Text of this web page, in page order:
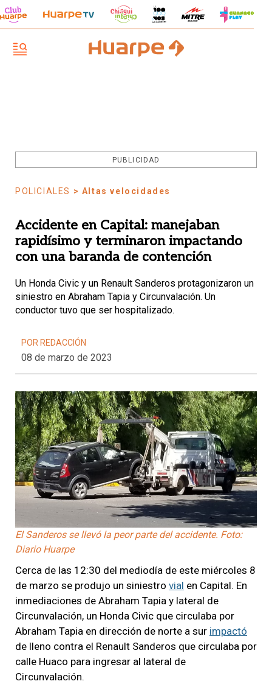
PUBLICIDAD
POLICIALES > Altas velocidades
Accidente en Capital: manejaban
rapidísimo y terminaron impactando
con una baranda de contención
Un Honda Civic y un Renault Sanderos protagonizaron un
siniestro en Abraham Tapia y Circunvalación. Un
conductor tuvo que ser hospitalizado.
POR REDACCIÓN
08 de marzo de 2023
El Sanderos se llevó la peor parte del accidente. Foto:
Diario Huarpe
Cerca de las 12:30 del mediodía de este miércoles 8
de marzo se produjo un siniestro vial en Capital. En
inmediaciones de Abraham Tapia y lateral de
Circunvalación, un Honda Civic que circulaba por
Abraham Tapia en dirección de norte a sur impactó
de lleno contra el Renault Sanderos que circulaba por
calle Huaco para ingresar al lateral de
Circunvalación.